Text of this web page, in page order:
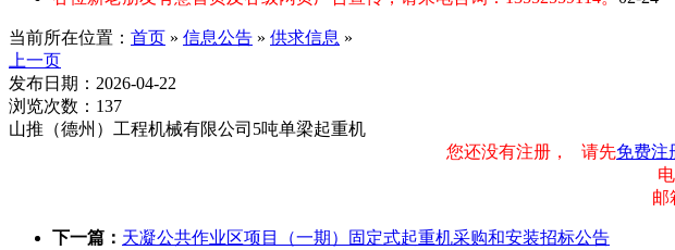
当前所在位置： 首页 » 信息公告 » 供求信息 »
上一页
发布日期：2026-04-22
浏览次数：137
山推（德州）工程机械有限公司5吨单梁起重机
您还没有注册， 请先免费注
邮
下一篇： 天凝公共作业区项目（一期）固定式起重机采购和安装招标公告